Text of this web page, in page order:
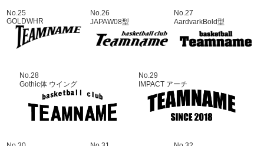
No.25
GOLDWHR
No.26
JAPAW08型
No.27
AardvarkBold型
No.28
Gothic体 ウイング
No.29
IMPACT アーチ